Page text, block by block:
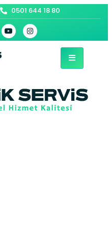
0501 644 18 80